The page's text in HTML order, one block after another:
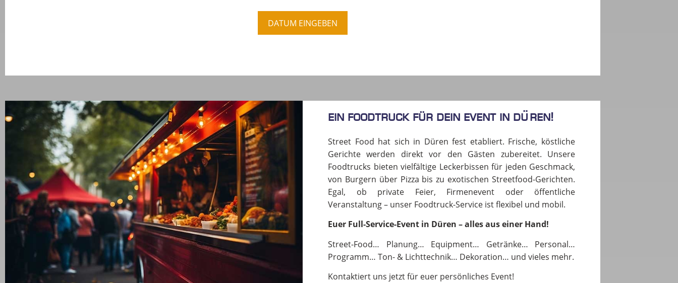
DATUM EINGEBEN
Ein Foodtruck für dein Event in DÜREN!
Street Food hat sich in Düren fest etabliert. Frische, köstliche
Gerichte werden direkt vor den Gästen zubereitet. Unsere
Foodtrucks bieten vielfältige Leckerbissen für jeden Geschmack,
von Burgern über Pizza bis zu exotischen Streetfood-Gerichten.
Egal, ob private Feier, Firmenevent oder öffentliche
Veranstaltung – unser Foodtruck-Service ist flexibel und mobil.
Euer Full-Service-Event in Düren – alles aus einer Hand!
Street-Food… Planung… Equipment… Getränke… Personal…
Programm… Ton- & Lichttechnik… Dekoration… und vieles mehr.
Kontaktiert uns jetzt für euer persönliches Event!